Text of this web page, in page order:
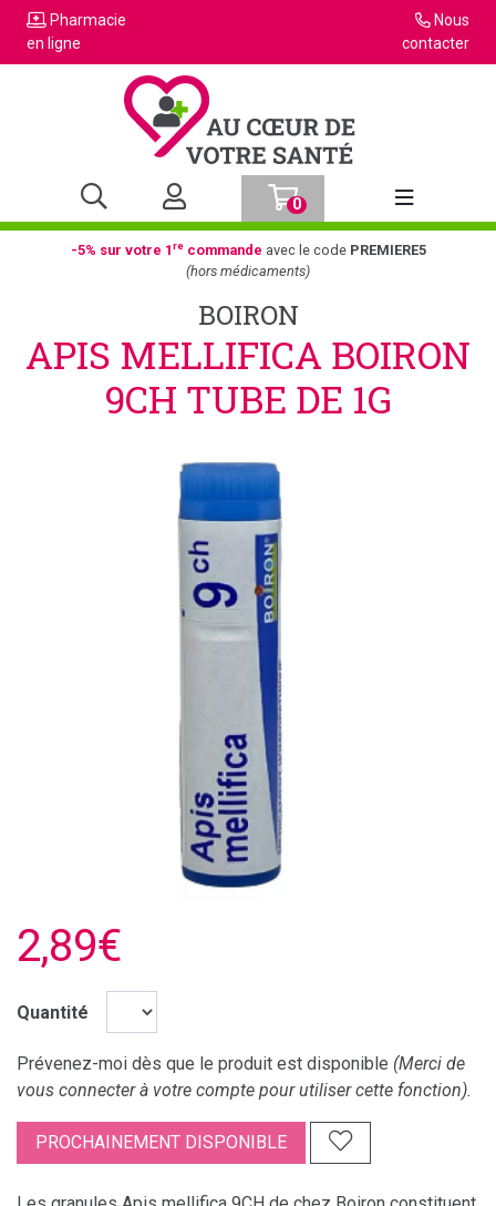
Pharmacie
en ligne
Nous
contacter
0
Afficher la
-5% sur votre 1recommande avec le code PREMIERE5
(hors médicaments)
BOIRON
APIS MELLIFICA BOIRON
9CH TUBE DE 1G
2,89€
Quantité
Prévenez-moi dès que le produit est disponible (Merci de
vous connecter à votre compte pour utiliser cette fonction).
PROCHAINEMENT DISPONIBLE